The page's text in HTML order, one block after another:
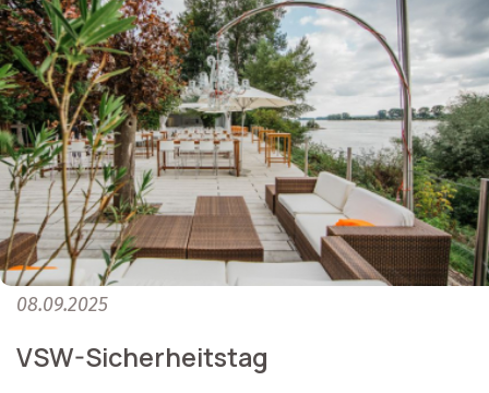
08.09.2025
VSW-Sicherheitstag